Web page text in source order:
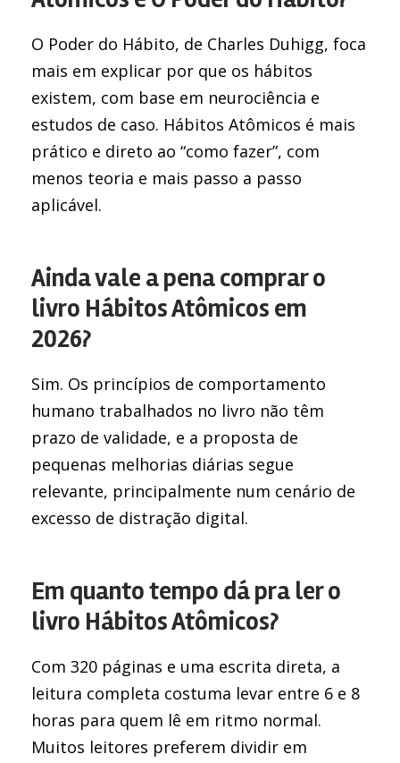
O Poder do Hábito, de Charles Duhigg, foca
mais em explicar por que os hábitos
existem, com base em neurociência e
estudos de caso. Hábitos Atômicos é mais
prático e direto ao “como fazer”, com
menos teoria e mais passo a passo
aplicável.
Ainda vale a pena comprar o
livro Hábitos Atômicos em
2026?
Sim. Os princípios de comportamento
humano trabalhados no livro não têm
prazo de validade, e a proposta de
pequenas melhorias diárias segue
relevante, principalmente num cenário de
excesso de distração digital.
Em quanto tempo dá pra ler o
livro Hábitos Atômicos?
Com 320 páginas e uma escrita direta, a
leitura completa costuma levar entre 6 e 8
horas para quem lê em ritmo normal.
Muitos leitores preferem dividir em